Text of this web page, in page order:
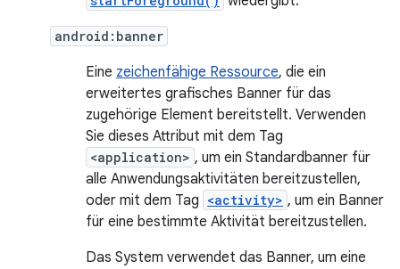
android:banner
Eine zeichenfähige Ressource, die ein
erweitertes grafisches Banner für das
zugehörige Element bereitstellt. Verwenden
Sie dieses Attribut mit dem Tag
<application> , um ein Standardbanner für
alle Anwendungsaktivitäten bereitzustellen,
oder mit dem Tag <activity> , um ein Banner
für eine bestimmte Aktivität bereitzustellen.
Das System verwendet das Banner, um eine